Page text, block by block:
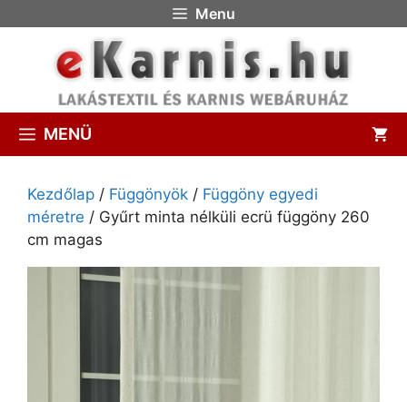
Menu
MENÜ
Kezdőlap / Függönyök / Függöny egyedi
méretre / Gyűrt minta nélküli ecrü függöny 260
cm magas